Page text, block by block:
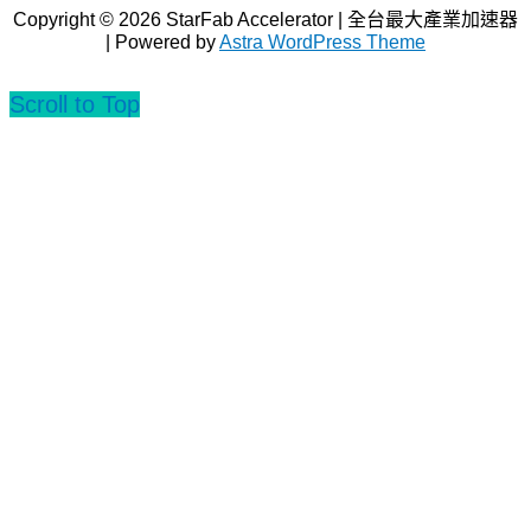
Copyright © 2026 StarFab Accelerator | 全台最大產業加速器
| Powered byAstra WordPress Theme
Scroll to Top